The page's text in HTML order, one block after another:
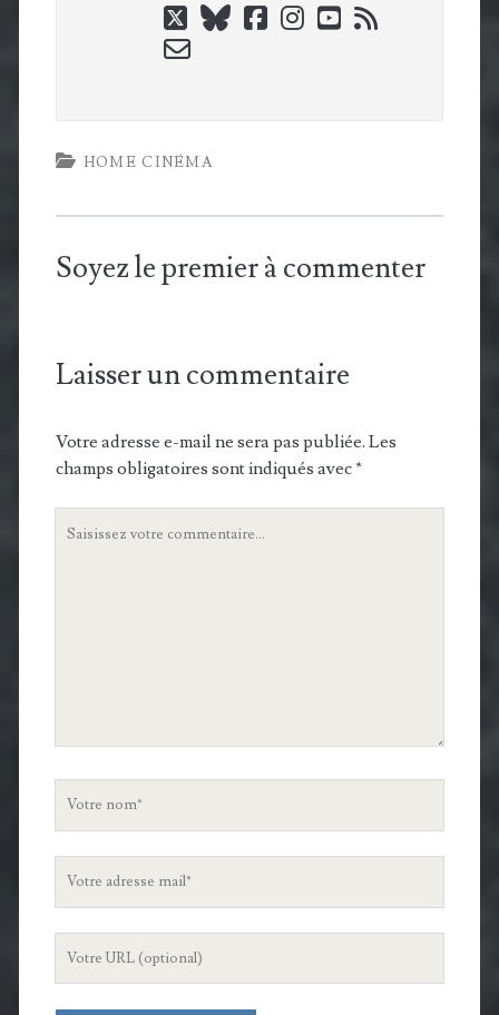
twitterblueskyfacebook
instagram
youtube
rss
email-
HOME CINÉMA
Soyez le premier à commenter
Laisser un commentaire
Votre adresse e-mail ne sera pas publiée. Les
champs obligatoires sont indiqués avec*
Votre